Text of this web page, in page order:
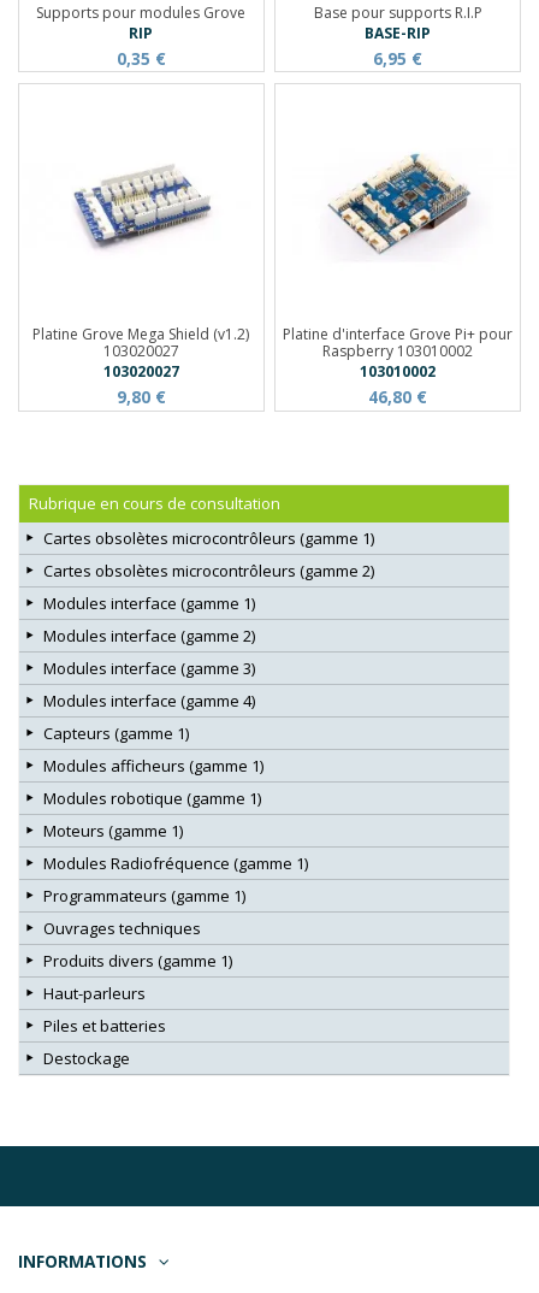
Supports pour modules Grove
RIP
0,35 €
Base pour supports R.I.P
BASE-RIP
6,95 €
Platine Grove Mega Shield (v1.2)
103020027
103020027
9,80 €
Platine d'interface Grove Pi+ pour
Raspberry 103010002
103010002
46,80 €
Rubrique en cours de consultation
Cartes obsolètes microcontrôleurs (gamme 1)
Cartes obsolètes microcontrôleurs (gamme 2)
Modules interface (gamme 1)
Modules interface (gamme 2)
Modules interface (gamme 3)
Modules interface (gamme 4)
Capteurs (gamme 1)
Modules afficheurs (gamme 1)
Modules robotique (gamme 1)
Moteurs (gamme 1)
Modules Radiofréquence (gamme 1)
Programmateurs (gamme 1)
Ouvrages techniques
Produits divers (gamme 1)
Haut-parleurs
Piles et batteries
Destockage
INFORMATIONS